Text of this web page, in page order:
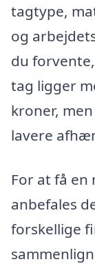
tagtype,
og
du
tag ligger
kroner,
lavere
For at få
anbefales
forskellige